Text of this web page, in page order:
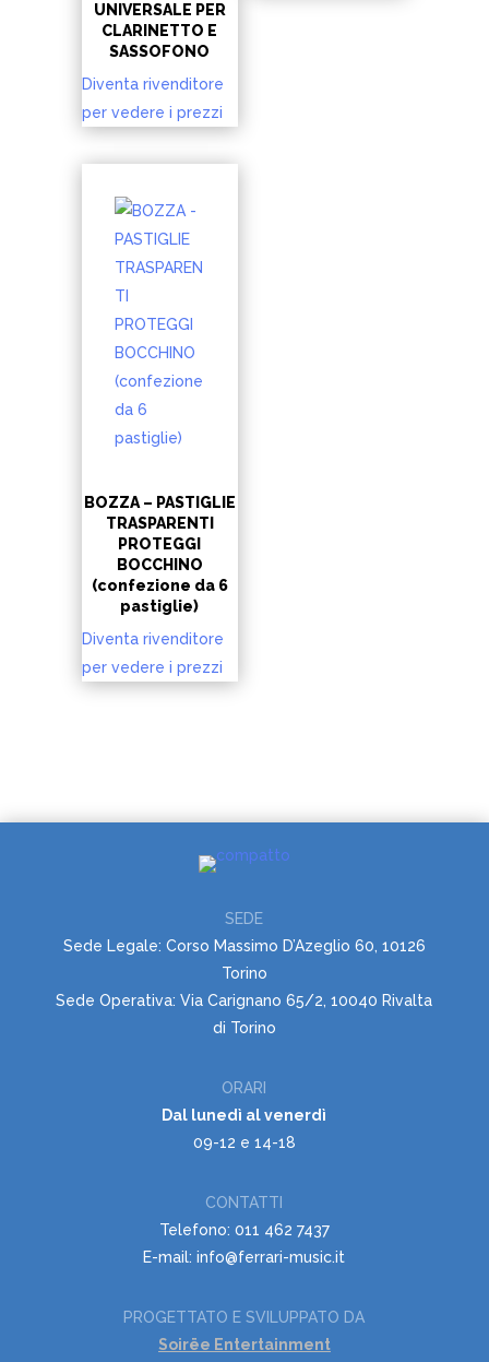
UNIVERSALE PER
CLARINETTO E
SASSOFONO
Diventa rivenditore
per vedere i prezzi
BOZZA – PASTIGLIE
TRASPARENTI
PROTEGGI
BOCCHINO
(confezione da 6
pastiglie)
Diventa rivenditore
per vedere i prezzi
SEDE
Sede Legale: Corso Massimo D’Azeglio 60, 10126
Torino
Sede Operativa: Via Carignano 65/2, 10040 Rivalta
di Torino
ORARI
Dal lunedì al venerdì
09-12 e 14-18
CONTATTI
Telefono: 011 462 7437
E-mail: info@ferrari-music.it
PROGETTATO E SVILUPPATO DA
Soirëe Entertainment